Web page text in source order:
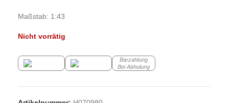
Maßstab: 1:43
Nicht vorrätig
Barzahlung
Bei Abholung